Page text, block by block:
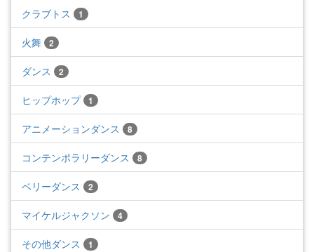
クラブトス 1
火舞 2
ダンス 2
ヒップホップ 1
アニメーションダンス 8
コンテンポラリーダンス 8
ベリーダンス 2
マイケルジャクソン 4
その他ダンス 1